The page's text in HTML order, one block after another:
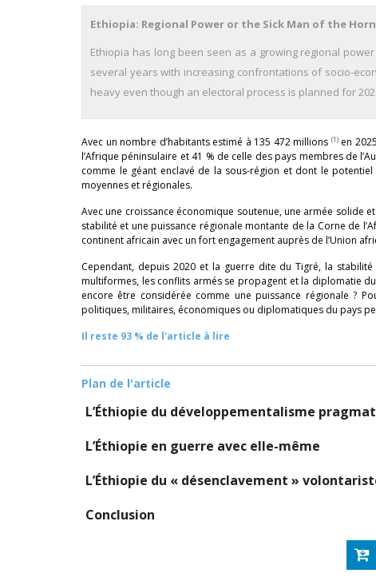
Ethiopia: Regional Power or the Sick Man of the
Ethiopia has long been seen as a growing regional
several years with increasing confrontations of socio-
heavy even though an electoral process is planned for
Avec un nombre d’habitants estimé à 135 472 millions (1)en
l’Afrique péninsulaire et 41 % de celle des pays membres de
comme le géant enclavé de la sous-région et dont le
moyennes et régionales.
Avec une croissance économique soutenue, une armée solide
stabilité et une puissance régionale montante de la Corne de
continent africain avec un fort engagement auprès de l’Union
Cependant, depuis 2020 et la guerre dite du Tigré, la
multiformes, les conflits armés se propagent et la diplomatie
encore être considérée comme une puissance régionale ?
politiques, militaires, économiques ou diplomatiques du pays
Il reste 93 % de l'article à lire
Plan de l'article
L’Éthiopie du développementalisme
L’Éthiopie en guerre avec elle-même
L’Éthiopie du « désenclavement »
Conclusion